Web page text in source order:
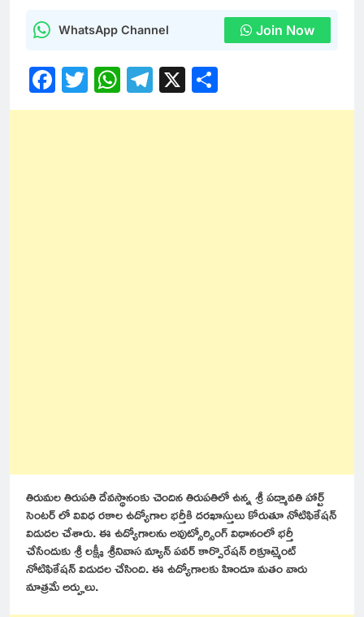
WhatsApp Channel Join Now
Facebook
Twitter
WhatsApp
Telegram
X
తిరుమల తిరుపతి దేవస్థానంకు చెందిన తిరుపతిలో ఉన్న శ్రీ పద్మావతి హార్ట్
సెంటర్ లో వివిధ రకాల ఉద్యోగాల భర్తీకి దరఖాస్తులు కోరుతూ నోటిఫికేషన్
విడుదల చేశారు. ఈ ఉద్యోగాలను అవుట్సోర్సింగ్ విధానంలో భర్తీ
చేసేందుకు శ్రీ లక్ష్మీ శ్రీనివాస మ్యాన్ పవర్ కార్పొరేషన్ రిక్రూట్మెంట్
నోటిఫికేషన్ విడుదల చేసింది. ఈ ఉద్యోగాలకు హిందూ మతం వారు
మాత్రమే అర్హులు.